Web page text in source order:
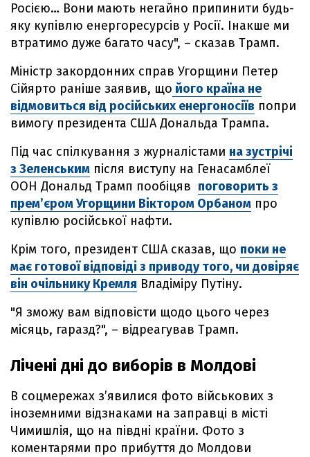
Росією… Вони мають негайно припинити будь-
яку купівлю енергоресурсів у Росії. Інакше ми
втратимо дуже багато часу", – сказав Трамп.
Міністр закордонних справ Угорщини Петер
Сійярто раніше заявив, що його країна не
відмовиться від російських енергоносіїв попри
вимогу президента США Дональда Трампа.
Під час спілкування з журналістами на зустрічі
з Зеленським після виступу на Генасамблеї
ООН Дональд Трамп пообіцяв поговорить з
прем’єром Угорщини Віктором Орбаном про
купівлю російської нафти.
Крім того, президент США сказав, що поки не
має готової відповіді з приводу того, чи довіряє
він очільнику Кремля Владіміру Путіну.
"Я зможу вам відповісти щодо цього через
місяць, гаразд?", – відреагував Трамп.
Лічені дні до виборів в Молдові
В соцмережах з’явилися фото військових з
іноземними відзнаками на заправці в місті
Чимишлія, що на півдні країни. Фото з
коментарями про прибуття до Молдови